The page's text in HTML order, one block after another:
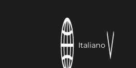
Italiano